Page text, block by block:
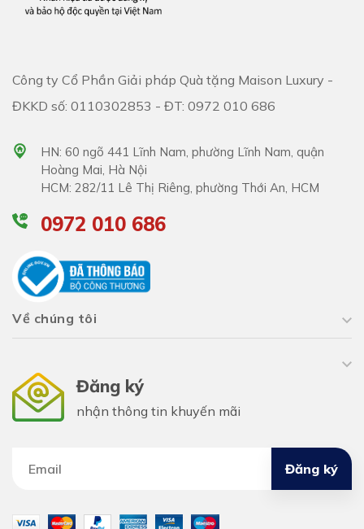
Công ty Cổ Phần Giải pháp Quà tặng Maison Luxury -
ĐKKD số: 0110302853 - ĐT: 0972 010 686
HN: 60 ngõ 441 Lĩnh Nam, phường Lĩnh Nam, quận
Hoàng Mai, Hà Nội
HCM: 282/11 Lê Thị Riêng, phường Thới An, HCM
0972 010 686
Về chúng tôi
Đăng ký
nhận thông tin khuyến mãi
Đăng ký